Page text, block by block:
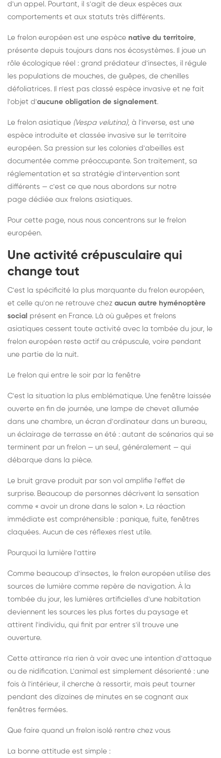
d'un appel. Pourtant, il s'agit de deux espèces aux
comportements et aux statuts très différents.
Le frelon européen est une espèce native du territoire,
présente depuis toujours dans nos écosystèmes. Il joue un
rôle écologique réel : grand prédateur d'insectes, il régule
les populations de mouches, de guêpes, de chenilles
défoliatrices. Il n'est pas classé espèce invasive et ne fait
l'objet d'aucune obligation de signalement.
Le frelon asiatique (Vespa velutina), à l'inverse, est une
espèce introduite et classée invasive sur le territoire
européen. Sa pression sur les colonies d'abeilles est
documentée comme préoccupante. Son traitement, sa
réglementation et sa stratégie d'intervention sont
différents — c'est ce que nous abordons sur notre
page dédiée aux frelons asiatiques.
Pour cette page, nous nous concentrons sur le frelon
européen.
Une activité crépusculaire qui
change tout
C'est la spécificité la plus marquante du frelon européen,
et celle qu'on ne retrouve chez aucun autre hyménoptère
social présent en France. Là où guêpes et frelons
asiatiques cessent toute activité avec la tombée du jour, le
frelon européen reste actif au crépuscule, voire pendant
une partie de la nuit.
Le frelon qui entre le soir par la fenêtre
C'est la situation la plus emblématique. Une fenêtre laissée
ouverte en fin de journée, une lampe de chevet allumée
dans une chambre, un écran d'ordinateur dans un bureau,
un éclairage de terrasse en été : autant de scénarios qui se
terminent par un frelon — un seul, généralement — qui
débarque dans la pièce.
Le bruit grave produit par son vol amplifie l'effet de
surprise. Beaucoup de personnes décrivent la sensation
comme « avoir un drone dans le salon ». La réaction
immédiate est compréhensible : panique, fuite, fenêtres
claquées. Aucun de ces réflexes n'est utile.
Pourquoi la lumière l'attire
Comme beaucoup d'insectes, le frelon européen utilise des
sources de lumière comme repère de navigation. À la
tombée du jour, les lumières artificielles d'une habitation
deviennent les sources les plus fortes du paysage et
attirent l'individu, qui finit par entrer s'il trouve une
ouverture.
Cette attirance n'a rien à voir avec une intention d'attaque
ou de nidification. L'animal est simplement désorienté : une
fois à l'intérieur, il cherche à ressortir, mais peut tourner
pendant des dizaines de minutes en se cognant aux
fenêtres fermées.
Que faire quand un frelon isolé rentre chez vous
La bonne attitude est simple :